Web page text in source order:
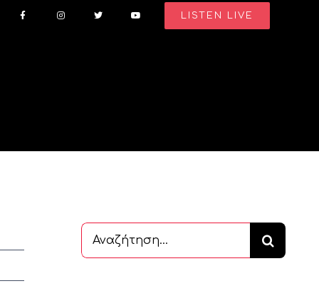
LISTEN LIVE
Αναζήτηση
...